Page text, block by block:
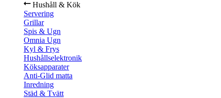
Hushåll & Kök
Servering
Grillar
Spis & Ugn
Omnia Ugn
Kyl & Frys
Hushållselektronik
Köksapparater
Anti-Glid matta
Inredning
Städ & Tvätt